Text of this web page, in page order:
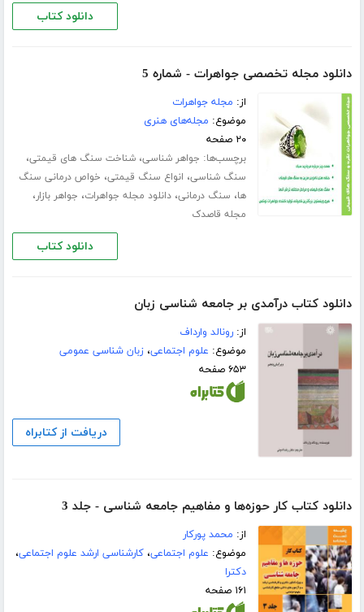
دانلود کتاب
دانلود مجله تخصصی جواهرات - شماره 5
از: مجله جواهرات
موضوع: مجله‌های هنری
۲۰ صفحه
برچسب‌ها: جواهر شناسی،شناخت سنگ های قیمتی،
سنگ شناسی، انواع سنگ قیمتی، خواص درمانی سنگ
ها، سنگ درمانی،دانلود مجله جواهرات، جواهر بازار،
مجله قاصدک
دانلود کتاب
دانلود کتاب درآمدی بر جامعه شناسی زبان
از:رونالد وارداف
موضوع: علوم اجتماعی،زبان شناسی عمومی
۶۵۳ صفحه
دریافت از کتابراه
دانلود کتاب کار حوزه‌ها و مفاهیم جامعه شناسی - جلد 3
از: محمد پورکار
موضوع: علوم اجتماعی،کارشناسی ارشد علوم اجتماعی،
دکترا
۱۶۱ صفحه